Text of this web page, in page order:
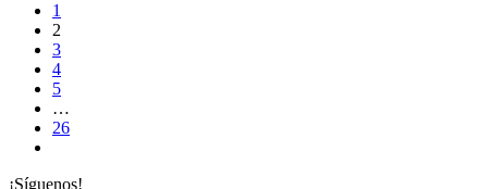
1
2
3
4
5
…
26
¡Síguenos!